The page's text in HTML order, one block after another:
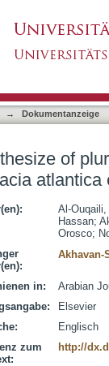
→ Dokumentanzeige
of
atlantica
Al-
Hassan;
Orosco;
Akhavan-
in:
Arabian
Elsevier
Englisch
zum
http://